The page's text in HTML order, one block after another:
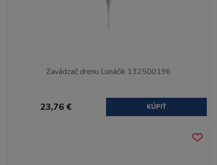
Zavádzač drenu Lunáčik 132500196
23,76 € KÚPIŤ